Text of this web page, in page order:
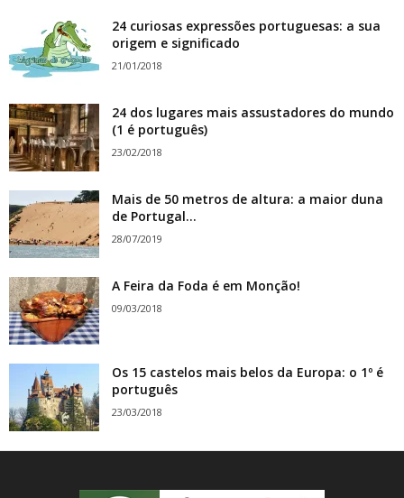
24 curiosas expressões portuguesas: a sua
origem e significado
21/01/2018
24 dos lugares mais assustadores do mundo
(1 é português)
23/02/2018
Mais de 50 metros de altura: a maior duna
de Portugal...
28/07/2019
A Feira da Foda é em Monção!
09/03/2018
Os 15 castelos mais belos da Europa: o 1º é
português
23/03/2018